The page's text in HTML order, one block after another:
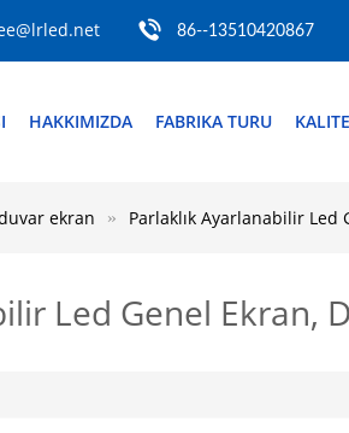
86--13510420867
HAKKIMIZDA FABRIKA TURU
ekran Parlaklık Ayarlanabilir Led
Led Genel Ekran,